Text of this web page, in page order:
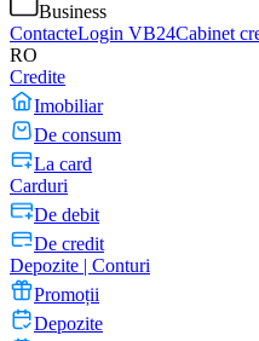
Business
ContacteLogin VB24Cabinet
RO
Credite
Imobiliar
De consum
La card
Carduri
De debit
De credit
Depozite | Conturi
Promoții
Depozite